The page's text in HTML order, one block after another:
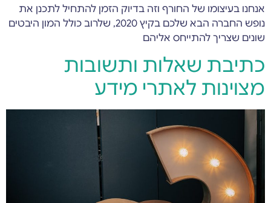
אנחנו בעיצומו של החורף וזה בדיוק הזמן להתחיל לתכנן את
נופש החברה הבא שלכם בקיץ 2020, שלרוב כולל המון היבטים
שונים שצריך להתייחס אליהם
כתיבת שאלות ותשובות
מצוינות לאתרי מידע